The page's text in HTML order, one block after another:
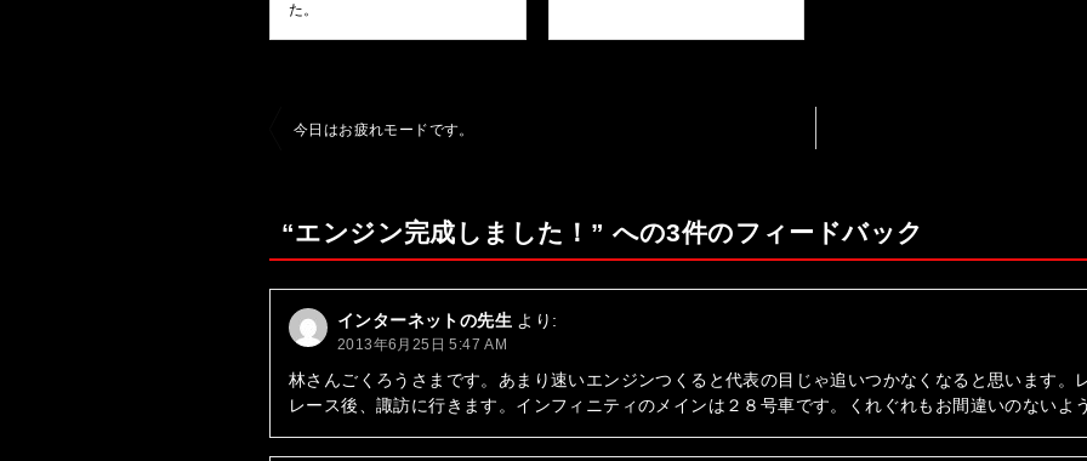
た。
投
ー
ョ
ン
今日はお疲れモードです。
“エンジン完成しました！” への3件のフィードバック
インターネットの先生 より:
2013年6月25日 5:47 AM
林さんごくろうさまです。あまり速いエンジンつくると代表の目じゃ追いつかなくなると思います。
レース後、諏訪に行きます。インフィニティのメインは２８号車です。くれぐれもお間違いのないよ